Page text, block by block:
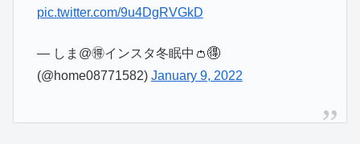
pic.twitter.com/9u4DgRVGkD
— しま@🉐インスタ冬眠中👛🉐
(@home08771582) January 9, 2022